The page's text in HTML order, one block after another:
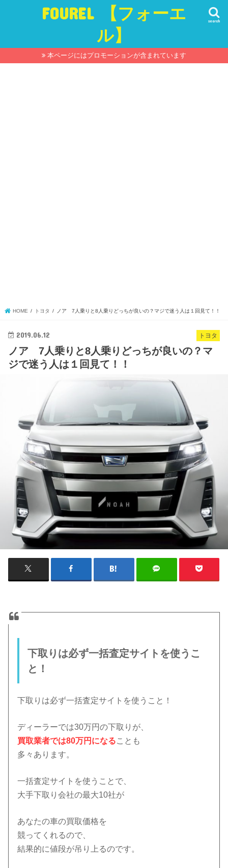
FOUREL 【フォーエ
ル】
search
本ページにはプロモーションが含まれています
HOME トヨタ ノア 7人乗りと8人乗りどっちが良いの？マジで迷う人は１回見て！！
トヨタ
2019.06.12
ノア 7人乗りと8人乗りどっちが良いの？マ
ジで迷う人は１回見て！！
下取りは必ず一括査定サイトを使うこ
と！
下取りは必ず一括査定サイトを使うこと！
ディーラーでは30万円の下取りが、
買取業者では80万円になることも
多々あります。
一括査定サイトを使うことで、
大手下取り会社の最大10社が
あなたの車の買取価格を
競ってくれるので、
結果的に値段が吊り上るのです。